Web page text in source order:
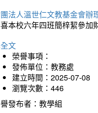
法人溫世仁文教基金會辦
本校六年四班簡梓絜參加
文
榮譽事項：
發佈單位：教務處
建立時間：2025-07-08
瀏覽次數：446
發布者：教學組